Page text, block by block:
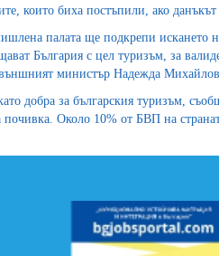
които биха постъпили, ако
палата ще подкрепи искането
България с цел туризъм, за
министър Надежда
добра за българския туризъм,
почивка. Около 10% от БВП на